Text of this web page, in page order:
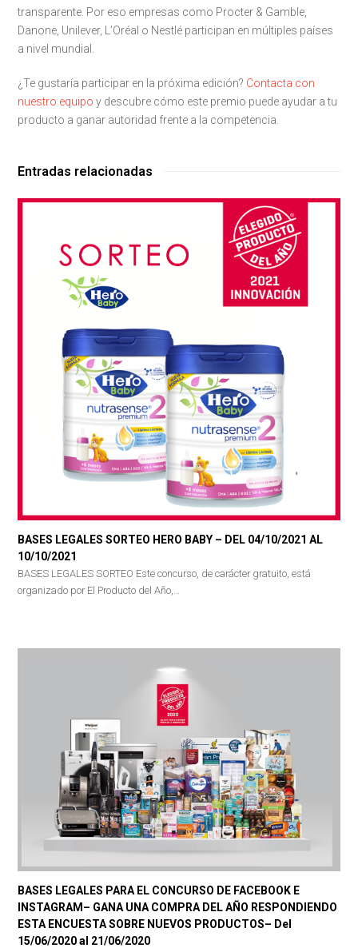
transparente. Por eso empresas como Procter & Gamble,
Danone, Unilever, L’Oréal o Nestlé participan en múltiples países
a nivel mundial.
¿Te gustaría participar en la próxima edición? Contacta con
nuestro equipo y descubre cómo este premio puede ayudar a tu
producto a ganar autoridad frente a la competencia.
Entradas relacionadas
BASES LEGALES SORTEO HERO BABY – DEL 04/10/2021 AL
10/10/2021
BASES LEGALES SORTEO Este concurso, de carácter gratuito, está
organizado por El Producto del Año,…
BASES LEGALES PARA EL CONCURSO DE FACEBOOK E
INSTAGRAM– GANA UNA COMPRA DEL AÑO RESPONDIENDO
ESTA ENCUESTA SOBRE NUEVOS PRODUCTOS– Del
15/06/2020 al 21/06/2020